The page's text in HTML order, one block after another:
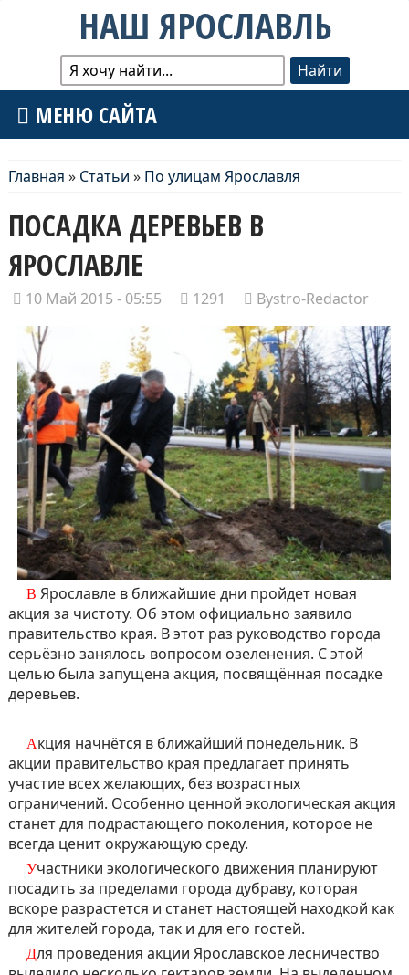
НАШ ЯРОСЛАВЛЬ
МЕНЮ САЙТА
Главная » Статьи » По улицам Ярославля
ПОСАДКА ДЕРЕВЬЕВ В
ЯРОСЛАВЛЕ
10 Май 2015 - 05:55 1291 Bystro-Redactor
В Ярославле в ближайшие дни пройдет новая
акция за чистоту. Об этом официально заявило
правительство края. В этот раз руководство города
серьёзно занялось вопросом озеленения. С этой
целью была запущена акция, посвящённая посадке
деревьев.
Акция начнётся в ближайший понедельник. В
акции правительство края предлагает принять
участие всех желающих, без возрастных
ограничений. Особенно ценной экологическая акция
станет для подрастающего поколения, которое не
всегда ценит окружающую среду.
Участники экологического движения планируют
посадить за пределами города дубраву, которая
вскоре разрастется и станет настоящей находкой как
для жителей города, так и для его гостей.
Для проведения акции Ярославское лесничество